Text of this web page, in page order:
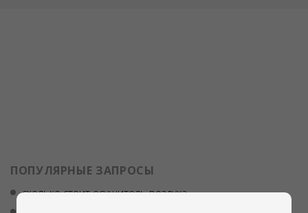
ПОПУЛЯРНЫЕ ЗАПРОСЫ
сколько стоит осушитель воздуха